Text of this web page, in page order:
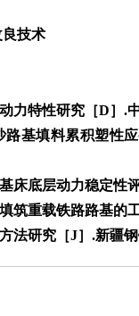
技术
力特性研究［D］.
路基填料累积塑性
床底层动力稳定性
筑重载铁路路基的
法研究［J］.新疆